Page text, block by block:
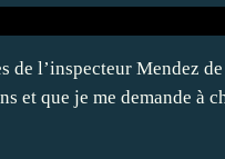
l’inspecteur Mendez
et que je me demande à